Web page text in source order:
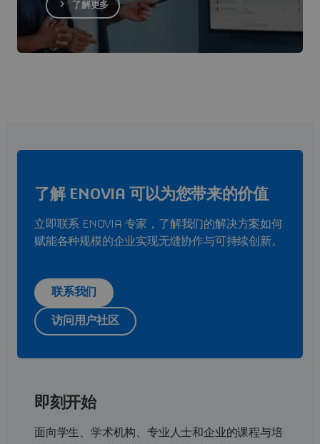
了解更多
了解 ENOVIA 可以为您带来的价值
立即联系 ENOVIA 专家，了解我们的解决方案如何
赋能各种规模的企业实现无缝协作与可持续创新。
联系我们
访问用户社区
即刻开始
面向学生、学术机构、专业人士和企业的课程与培